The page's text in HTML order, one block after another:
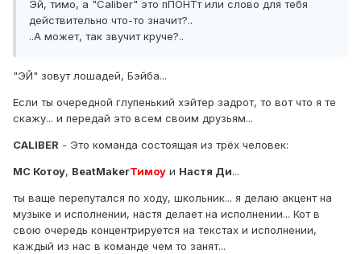
Эй, тимо, а "Caliber" это пПОНТт или слово для тебя
действительно что-то значит?..
..А может, так звучит круче?..
"ЭЙ" зовут лошадей, Бэйба...
Если ты очередной глупенький хэйтер задрот, то вот что я те
скажу... и передай это всем своим друзьям...
CALIBER - Это команда состоящая из трёх человек:
MC Котоу, BeatMakerТимоу и Настя Ди...
ты ваще перепутался по ходу, школьник... я делаю акцент на
музыке и исполнении, настя делает на исполнении... Кот в
свою очередь концентрируется на текстах и исполнении,
каждый из нас в команде чем то занят...